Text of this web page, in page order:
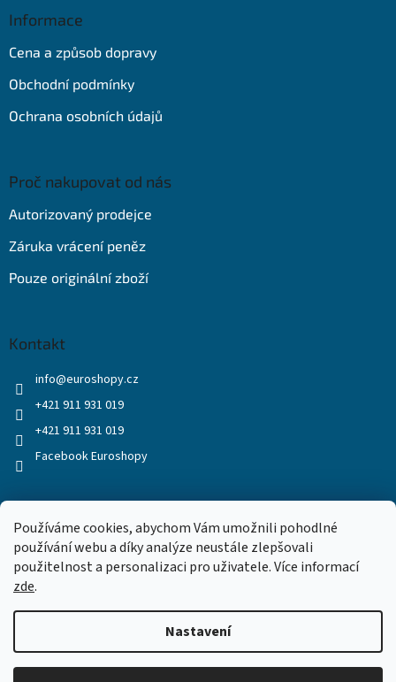
Používáme cookies, abychom Vám umožnili pohodlné
používání webu a díky analýze neustále zlepšovali
použitelnost a personalizaci pro uživatele. Více informací
zde.
Nastavení
Informace
Cena a způsob dopravy
Obchodní podmínky
Ochrana osobních údajů
Proč nakupovat od nás
Autorizovaný prodejce
Záruka vrácení peněz
Pouze originální zboží
Kontakt
info@euroshopy.cz
+421 911 931 019
+421 911 931 019
Facebook Euroshopy
Vytvořil Shoptet